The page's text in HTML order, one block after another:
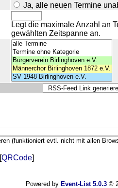
Ja, alle neuen Termine
Legt die maximale Anzahl an
gewählten Zeitspanne an.
[QRCode]
Powered by Event-List 5.0.3©